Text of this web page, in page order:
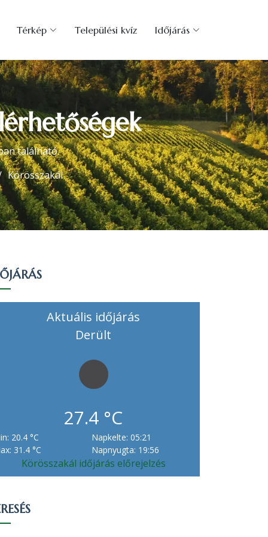
Térkép Települési kvíz Időjárás
található.
Körösszakál
Aktuális időjárás
Derült
27.4 °C
20.4 °C
31.4 °C
Napkelte: 05:21
Napnyugta: 19:56
Körösszakál időjárás előrejelzés